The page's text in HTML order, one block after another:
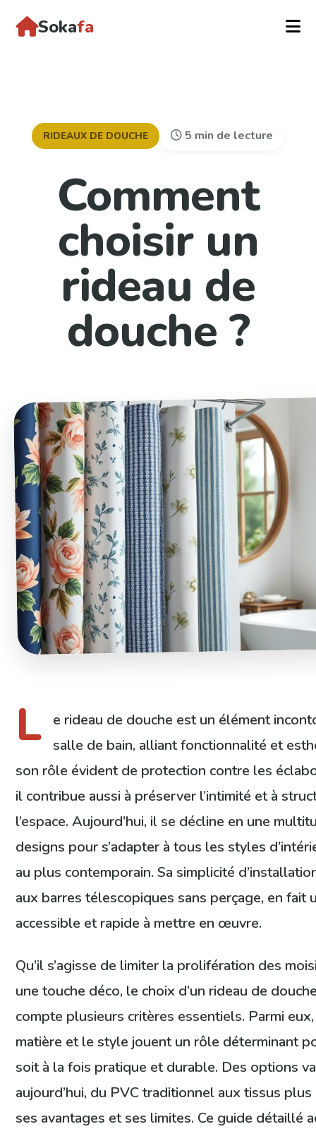
Sokafa
RIDEAUX DE DOUCHE 5 min de lecture
Comment
choisir un
rideau de
douche ?
L
e rideau de douche est un élément
salle de bain, alliant fonctionnalité et
son rôle évident de protection contre les
il contribue aussi à préserver l’intimité et à
l’espace. Aujourd’hui, il se décline en une
designs pour s’adapter à tous les styles
au plus contemporain. Sa simplicité
aux barres télescopiques sans perçage, en fait
accessible et rapide à mettre en œuvre.
Qu’il s’agisse de limiter la prolifération des
une touche déco, le choix d’un rideau de
compte plusieurs critères essentiels. Parmi
matière et le style jouent un rôle déterminant
soit à la fois pratique et durable. Des options
aujourd’hui, du PVC traditionnel aux tissus
ses avantages et ses limites. Ce guide détaillé